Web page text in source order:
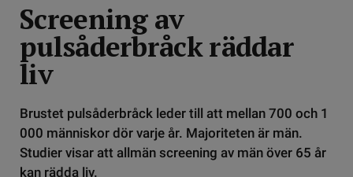
Screening av
pulsåderbråck räddar
liv
Brustet pulsåderbråck leder till att mellan 700 och 1
000 människor dör varje år. Majoriteten är män.
Studier visar att allmän screening av män över 65 år
kan rädda liv.